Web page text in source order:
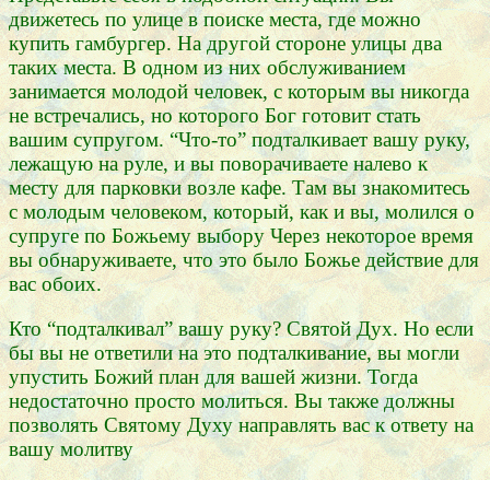
движетесь по улице в поиске места, где можно
купить гамбургер. На другой стороне улицы два
таких места. В одном из них обслуживанием
занимается молодой человек, с которым вы никогда
не встречались, но которого Бог готовит стать
вашим супругом. “Что-то” подталкивает вашу руку,
лежащую на руле, и вы поворачиваете налево к
месту для парковки возле кафе. Там вы знакомитесь
с молодым человеком, который, как и вы, молился о
супруге по Божьему выбору Через некоторое время
вы обнаруживаете, что это было Божье действие для
вас обоих.
Кто “подталкивал” вашу руку? Святой Дух. Но если
бы вы не ответили на это подталкивание, вы могли
упустить Божий план для вашей жизни. Тогда
недостаточно просто молиться. Вы также должны
позволять Святому Духу направлять вас к ответу на
вашу молитву